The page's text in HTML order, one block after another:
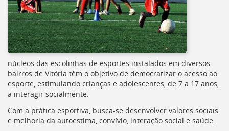
[]
Ir
para
o
Portal
de
Serviços
[]
Ir
para
a
lista
núcleos das escolinhas de esportes instalados em diversos
bairros de Vitória têm o objetivo de democratizar o acesso ao
esporte, estimulando crianças e adolescentes, de 7 a 17 anos,
a interagir socialmente.
Com a prática esportiva, busca-se desenvolver valores sociais
e melhoria da autoestima, convívio, interação social e saúde.